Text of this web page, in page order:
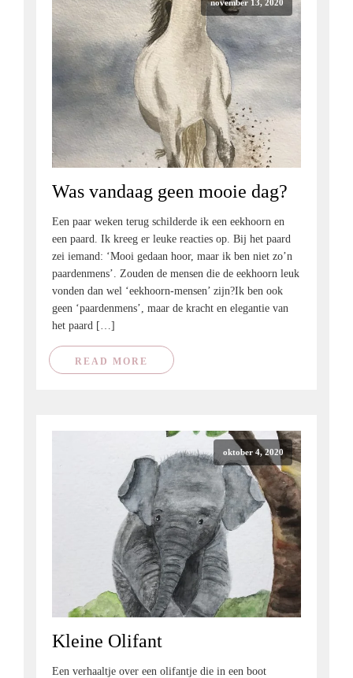
november 13, 2020
Was vandaag geen mooie dag?
Een paar weken terug schilderde ik een eekhoorn en
een paard. Ik kreeg er leuke reacties op. Bij het paard
zei iemand: ‘Mooi gedaan hoor, maar ik ben niet zo’n
paardenmens’. Zouden de mensen die de eekhoorn leuk
vonden dan wel ‘eekhoorn-mensen’ zijn?Ik ben ook
geen ‘paardenmens’, maar de kracht en elegantie van
het paard […]
READ MORE
oktober 4, 2020
Kleine Olifant
Een verhaaltje over een olifantje die in een boot